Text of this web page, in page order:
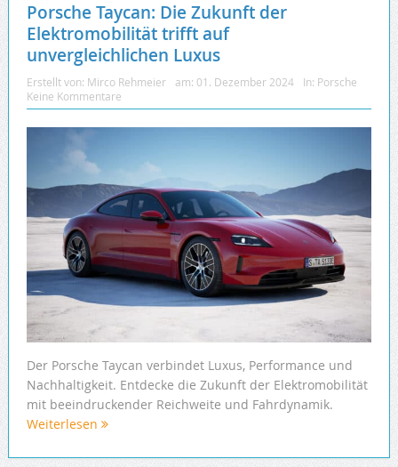
Porsche Taycan: Die Zukunft der
Elektromobilität trifft auf
unvergleichlichen Luxus
Erstellt von: Mirco Rehmeier am: 01. Dezember 2024 In: Porsche
Keine Kommentare
Der Porsche Taycan verbindet Luxus, Performance und
Nachhaltigkeit. Entdecke die Zukunft der Elektromobilität
mit beeindruckender Reichweite und Fahrdynamik.
Weiterlesen